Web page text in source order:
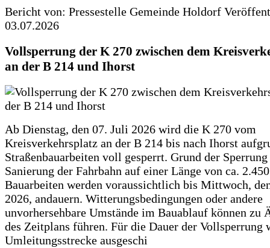
Bericht von: Pressestelle Gemeinde Holdorf
03.07.2026
Vollsperrung der K 270 zwischen dem
an der B 214 und Ihorst
Ab Dienstag, den 07. Juli 2026 wird die K 270 vom
Kreisverkehrsplatz an der B 214 bis nach Ihorst
Straßenbauarbeiten voll gesperrt. Grund der
Sanierung der Fahrbahn auf einer Länge von ca.
Bauarbeiten werden voraussichtlich bis Mittwoch,
2026, andauern. Witterungsbedingungen oder andere
unvorhersehbare Umstände im Bauablauf können zu
des Zeitplans führen. Für die Dauer der Vollsperrung
Umleitungsstrecke ausgeschi